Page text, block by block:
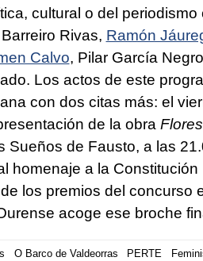
cultural o del
Rivas, Ramón
Calvo, Pilar García
Los actos de este
con dos citas más: el
de la obra
Sueños de Fausto, a las
homenaje a la
los premios del concurso
acoge ese broche
O Barco de Valdeorras PERTE